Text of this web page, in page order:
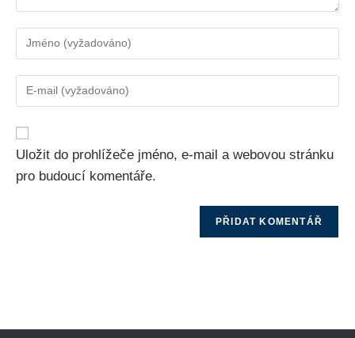
Uložit do prohlížeče jméno, e-mail a webovou stránku
pro budoucí komentáře.